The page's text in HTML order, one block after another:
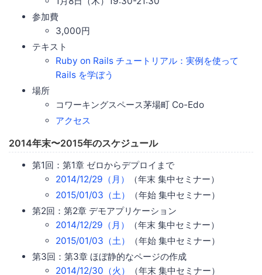
参加費
3,000円
テキスト
Ruby on Rails チュートリアル：実例を使って
Rails を学ぼう
場所
コワーキングスペース茅場町 Co-Edo
アクセス
2014年末〜2015年のスケジュール
第1回：第1章 ゼロからデプロイまで
2014/12/29（月）
（年末 集中セミナー）
2015/01/03（土）
（年始 集中セミナー）
第2回：第2章 デモアプリケーション
2014/12/29（月）
（年末 集中セミナー）
2015/01/03（土）
（年始 集中セミナー）
第3回：第3章 ほぼ静的なページの作成
2014/12/30（火）
（年末 集中セミナー）